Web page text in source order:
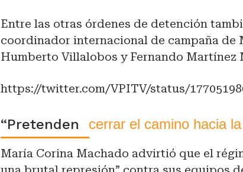
Entre las otras órdenes de detención
coordinador internacional de campaña de
Humberto Villalobos y Fernando Martínez
https://twitter.com/VPITV/status/
“Pretenden cerrar el camino hacia
María Corina Machado advirtió que el